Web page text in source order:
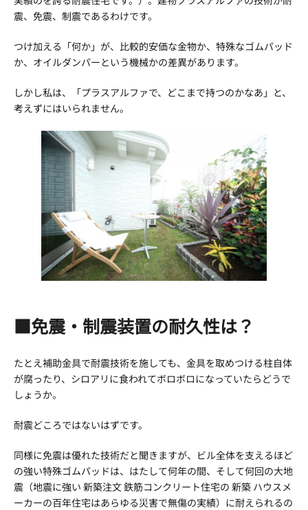
震、免震、制震であるわけです。
つけ加える「何か」が、比較的安価な金物か、特殊なゴムパッド
か、オイルダンパーという機械かの差異があります。
しかし私は、「プラスアルファで、どこまで持つのかなあ」と、
考えずにはいられません。
■免震・制震装置の耐久性は？
たとえ補助金具で耐震技術を施しても、金具を取めつける柱自体
が腐ったり、シロアリに食われてボロボロになっていたらどうで
しょうか。
耐震どころではないはずです。
同様に免震は優れた技術だと聞きますが、ビル全体を支えるほど
の強い特殊ゴムパッドは、はたして何年の間、そして何回の大地
震（地震に強い 新築注文 鉄筋コンクリート住宅の 新築 ハウスメ
ーカーの百年住宅はあらゆる災害で無傷の実績）に耐えられるの